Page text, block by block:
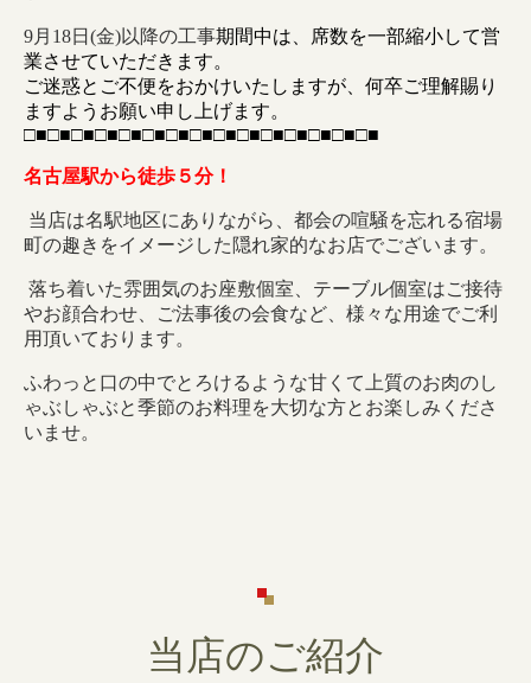
9月18日(金)以降の工事期間中は、席数を一部縮小して営
業させていただきます。
ご迷惑とご不便をおかけいたしますが、何卒ご理解賜り
ますようお願い申し上げます。
□■□■□■□■□■□■□■□■□■□■□■□■□■□■□■
名古屋駅から徒歩５分！
当店は名駅地区にありながら、都会の喧騒を忘れる宿場
町の趣きをイメージした隠れ家的なお店でございます。
落ち着いた雰囲気のお座敷個室、テーブル個室はご接待
やお顔合わせ、ご法事後の会食など、様々な用途でご利
用頂いております。
ふわっと口の中でとろけるような甘くて上質のお肉のし
ゃぶしゃぶと季節のお料理を大切な方とお楽しみくださ
いませ。
当店のご紹介